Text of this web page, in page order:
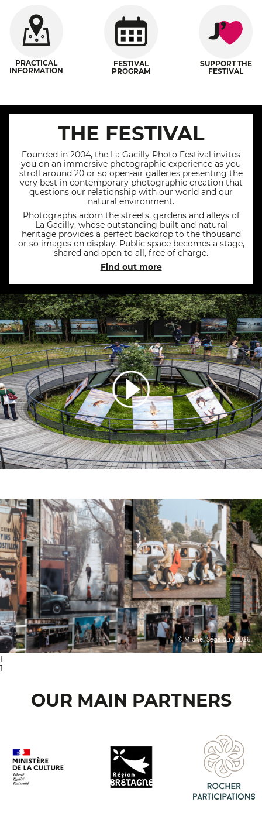
PRACTICAL
INFORMATION
FESTIVAL
PROGRAM
SUPPORT THE
FESTIVAL
THE FESTIVAL
Founded in 2004, the La Gacilly Photo Festival invites
you on an immersive photographic experience as you
stroll around 20 or so open-air galleries presenting the
very best in contemporary photographic creation that
questions our relationship with our world and our
natural environment.
Photographs adorn the streets, gardens and alleys of
La Gacilly, whose outstanding built and natural
heritage provides a perfect backdrop to the thousand
or so images on display. Public space becomes a stage,
shared and open to all, free of charge.
Find out more
© Michel Ségalou / 2026
1
1
OUR MAIN PARTNERS